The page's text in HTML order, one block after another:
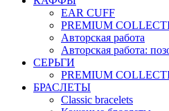
EAR CUFF
PREMIUM
Авторская работа
Авторская работа:
СЕРЬГИ
PREMIUM
БРАСЛЕТЫ
Classic bracelets